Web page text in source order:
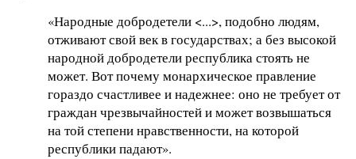
«Народные добродетели <...>, подобно людям,
отживают свой век в государствах; а без высокой
народной добродетели республика стоять не
может. Вот почему монархическое правление
гораздо счастливее и надежнее: оно не требует от
граждан чрезвычайностей и может возвышаться
на той степени нравственности, на которой
республики падают».